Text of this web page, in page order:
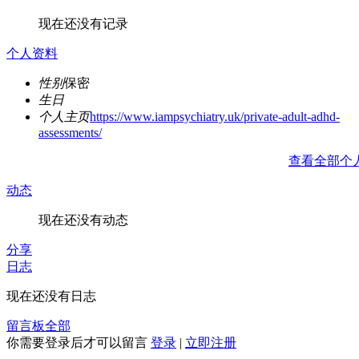
现在还没有记录
个人资料
性别保密
生日
个人主页https://www.iampsychiatry.uk/private-adult-adhd-
assessments/
查看全部个
动态
现在还没有动态
分享
日志
现在还没有日志
留言板全部
你需要登录后才可以留言 登录 | 立即注册